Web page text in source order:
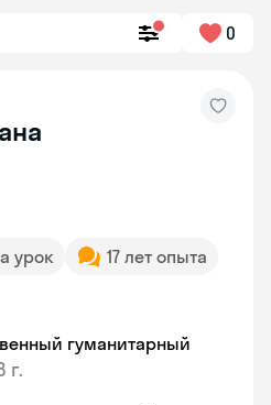
0
урок
17 лет опыта
гуманитарный
г.